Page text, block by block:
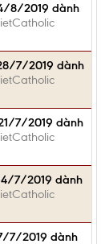
8/2019 dành
7/2019 dành
7/2019 dành
7/2019 dành
7/2019 dành